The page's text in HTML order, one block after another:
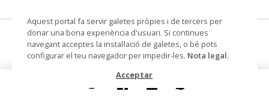
© Museu de les Terres de l'Ebre
Mare de Déu
figura religiosa
Aquest portal fa servir galetes pròpies i de tercers per
donar una bona experiència d'usuari. Si continues
navegant acceptes la instal·lació de galetes, o bé pots
configurar el teu navegador per impedir-les. Nota legal.
Acceptar